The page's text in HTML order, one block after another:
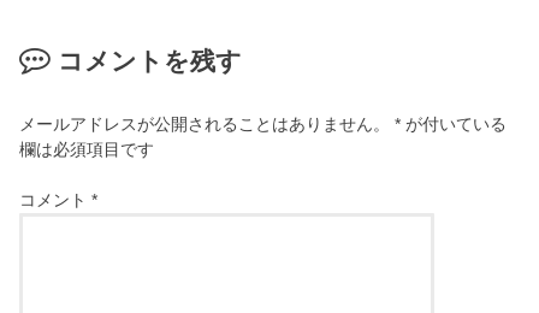
コメントを残す
メールアドレスが公開されることはありません。 * が付いている
欄は必須項目です
コメント*